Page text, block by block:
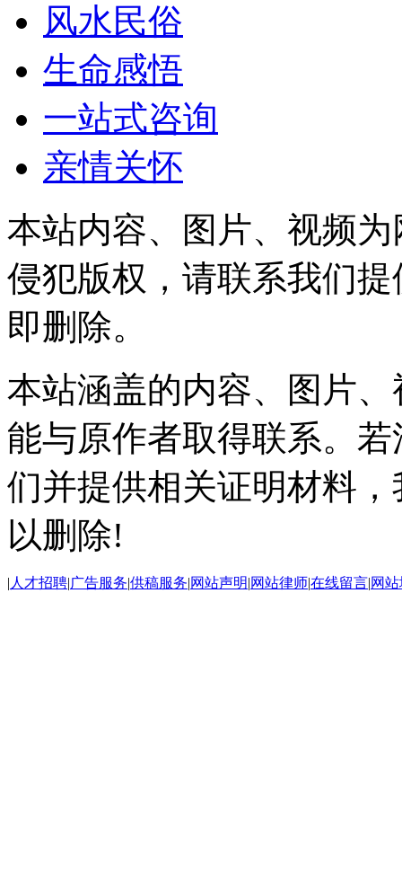
风水民俗
生命感悟
一站式咨询
亲情关怀
本站内容、图片、视频
侵犯版权，请联系我们
即删除。
本站涵盖的内容、图片
能与原作者取得联系。
们并提供相关证明材料
以删除!
| 人才招聘|广告服务|供稿服务|网站声明|网站律师|在线留言|网